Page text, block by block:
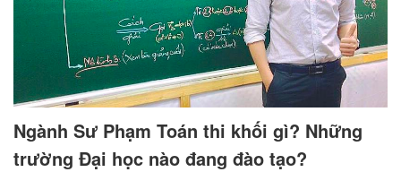
Ngành Sư Phạm Toán thi khối gì? Những
trường Đại học nào đang đào tạo?